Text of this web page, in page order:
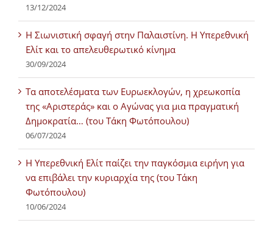
13/12/2024
Η Σιωνιστική σφαγή στην Παλαιστίνη. Η Υπερεθνική
Ελίτ και το απελευθερωτικό κίνημα
30/09/2024
Τα αποτελέσματα των Ευρωεκλογών, η χρεωκοπία
της «Αριστεράς» και ο Αγώνας για μια πραγματική
Δημοκρατία… (του Τάκη Φωτόπουλου)
06/07/2024
H Υπερεθνική Ελίτ παίζει την παγκόσμια ειρήνη για
να επιβάλει την κυριαρχία της (του Τάκη
Φωτόπουλου)
10/06/2024